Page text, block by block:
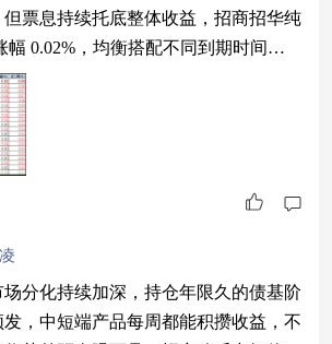
票息持续托底整体收益，招商招华纯
幅 0.02%，均衡搭配不同到期时间债
资金扰动影响。 #港股科技股大爆发
了？#
分化持续加深，持仓年限久的债基阶
，中短端产品每周都能积攒收益，不